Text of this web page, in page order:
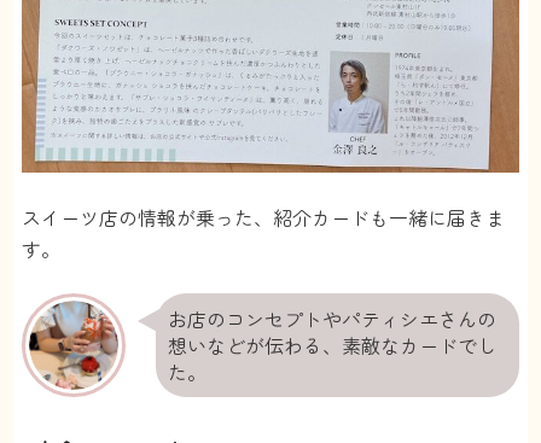
スイーツ店の情報が乗った、紹介カードも一緒に届きま
す。
お店のコンセプトやパティシエさんの
想いなどが伝わる、素敵なカードでし
た。